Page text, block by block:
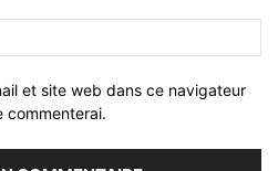
et site web dans ce navigateur
commenterai.